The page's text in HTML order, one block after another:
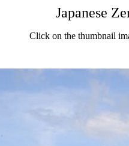
Japanese
Click on the thumbnail